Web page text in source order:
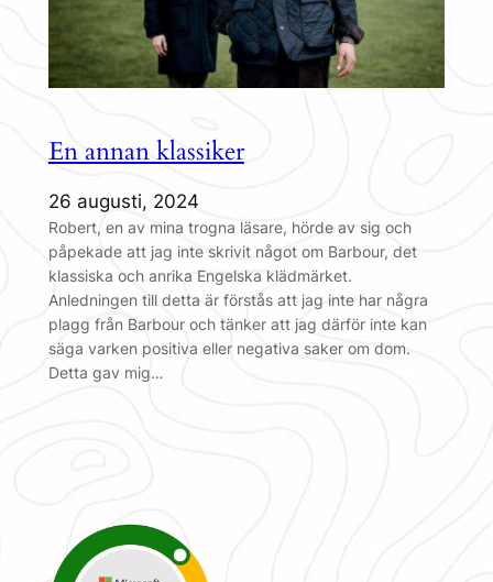
En annan klassiker
26 augusti, 2024
Robert, en av mina trogna läsare, hörde av sig och
påpekade att jag inte skrivit något om Barbour, det
klassiska och anrika Engelska klädmärket.
Anledningen till detta är förstås att jag inte har några
plagg från Barbour och tänker att jag därför inte kan
säga varken positiva eller negativa saker om dom.
Detta gav mig…